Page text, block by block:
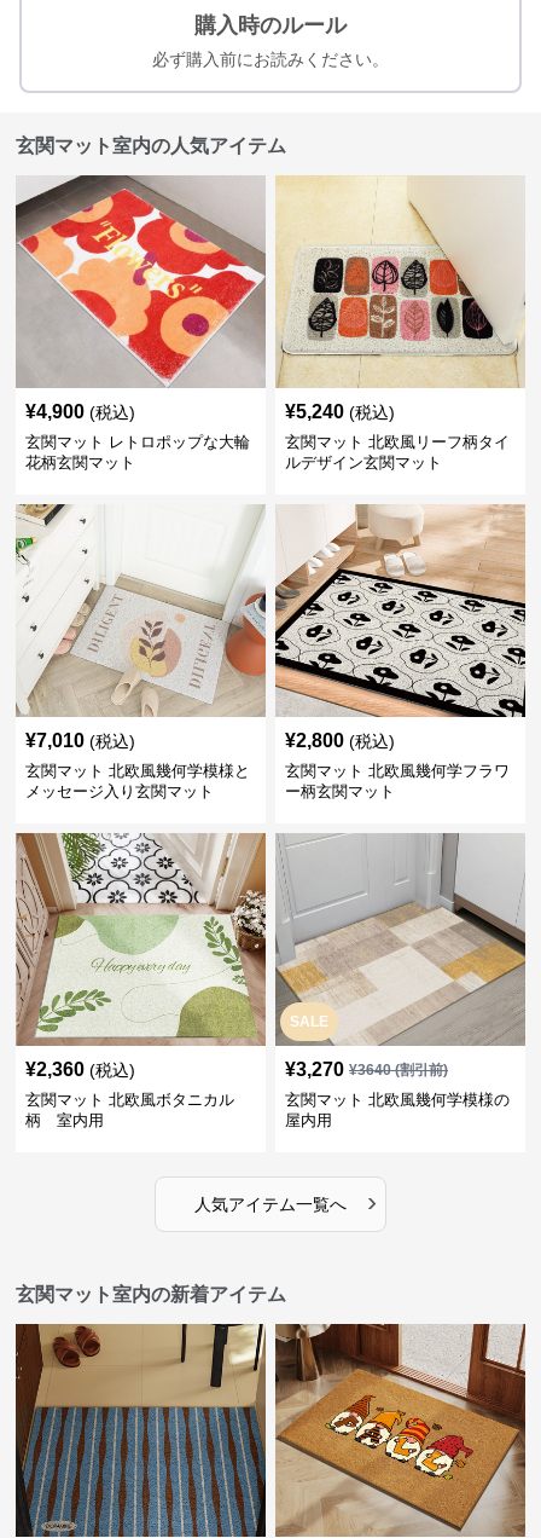
購入時のルール
必ず購入前にお読みください。
玄関マット室内の人気アイテム
¥4,900 (税込)
玄関マット レトロポップな大輪
花柄玄関マット
¥5,240 (税込)
玄関マット 北欧風リーフ柄タイ
ルデザイン玄関マット
¥7,010 (税込)
玄関マット 北欧風幾何学模様と
メッセージ入り玄関マット
¥2,800 (税込)
玄関マット 北欧風幾何学フラワ
ー柄玄関マット
¥2,360 (税込)
玄関マット 北欧風ボタニカル
柄 室内用
SALE
¥3,270 ¥3640(割引前)
玄関マット 北欧風幾何学模様の
屋内用
人気アイテム一覧へ ›
玄関マット室内の新着アイテム